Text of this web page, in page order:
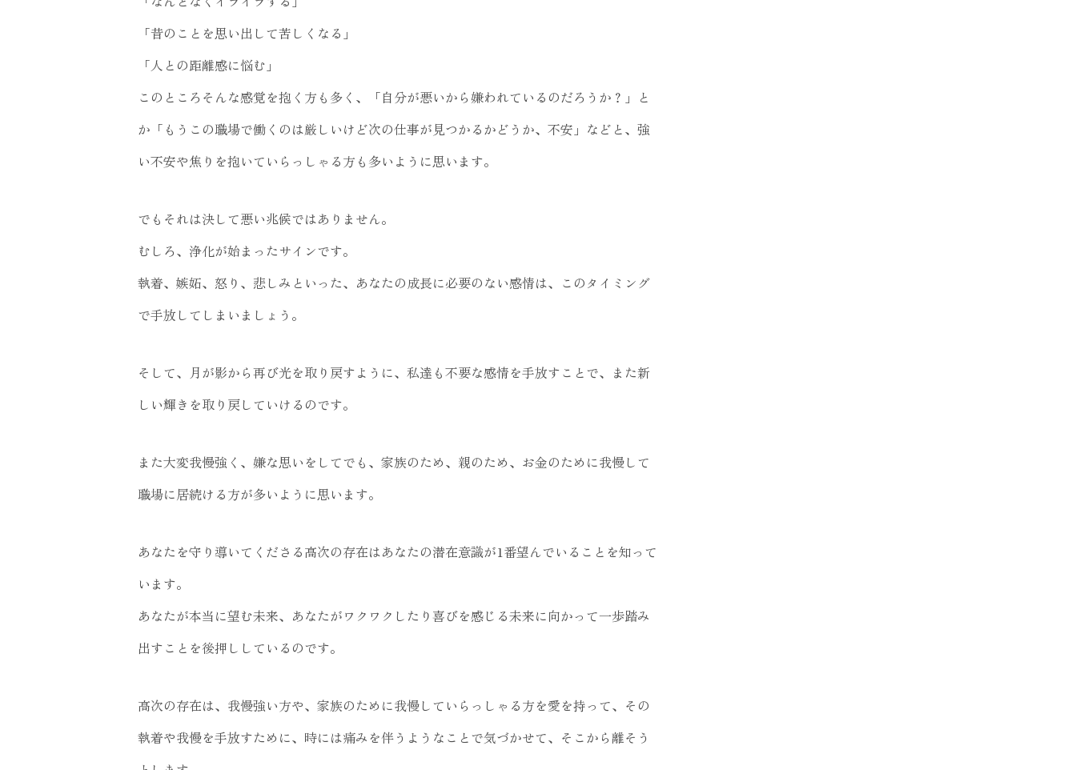
「昔のことを思い出して苦しくなる」
「人との距離感に悩む」
このところそんな感覚を抱く方も多く、「自分が悪いから嫌われているのだろうか？」と
か「もうこの職場で働くのは厳しいけど次の仕事が見つかるかどうか、不安」などと、強
い不安や焦りを抱いていらっしゃる方も多いように思います。
でもそれは決して悪い兆候ではありません。
むしろ、浄化が始まったサインです。
執着、嫉妬、怒り、悲しみといった、あなたの成長に必要のない感情は、このタイミング
で手放してしまいましょう。
そして、月が影から再び光を取り戻すように、私達も不要な感情を手放すことで、また新
しい輝きを取り戻していけるのです。
また大変我慢強く、嫌な思いをしてでも、家族のため、親のため、お金のために我慢して
職場に居続ける方が多いように思います。
あなたを守り導いてくださる高次の存在はあなたの潜在意識が1番望んでいることを知って
います。
あなたが本当に望む未来、あなたがワクワクしたり喜びを感じる未来に向かって一歩踏み
出すことを後押ししているのです。
高次の存在は、我慢強い方や、家族のために我慢していらっしゃる方を愛を持って、その
執着や我慢を手放すために、時には痛みを伴うようなことで気づかせて、そこから離そう